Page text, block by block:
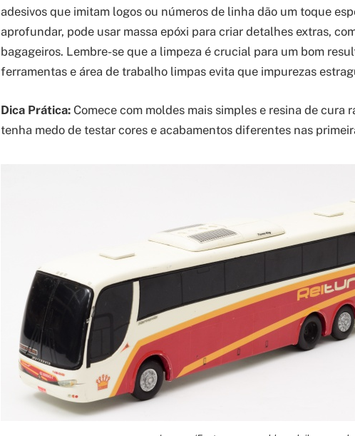
adesivos que imitam logos ou números de linha dão um toque
aprofundar, pode usar massa epóxi para criar detalhes extras,
bagageiros. Lembre-se que a limpeza é crucial para um bom
ferramentas e área de trabalho limpas evita que impurezas
Dica Prática: Comece com moldes mais simples e resina de cura
tenha medo de testar cores e acabamentos diferentes nas